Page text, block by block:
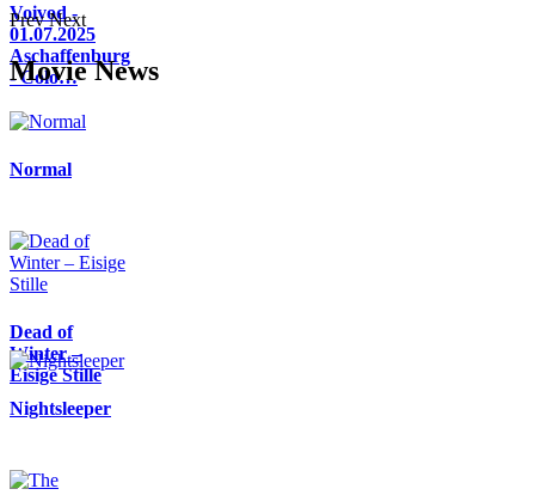
Voivod -
01.07.2025
Aschaffenburg
- Colo…
Prev Next
Movie News
Normal
Dead of
Winter –
Eisige Stille
Nightsleeper